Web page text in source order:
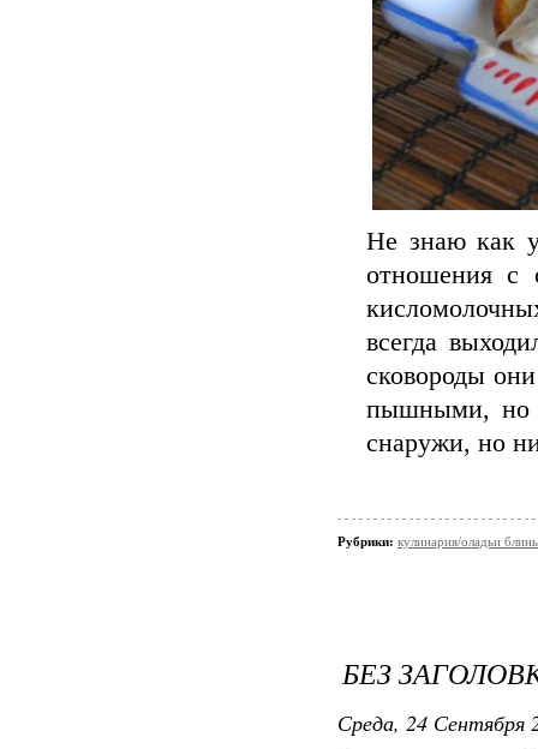
Не знаю как
отношения с
всегда
сковороды
пышными, но
снаружи, но
Рубрики: кулинария/оладьи
БЕЗ
Среда, 24 Сентября